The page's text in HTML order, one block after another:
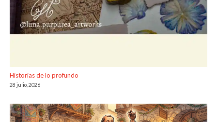
Historias de lo profundo
28 julio, 2026